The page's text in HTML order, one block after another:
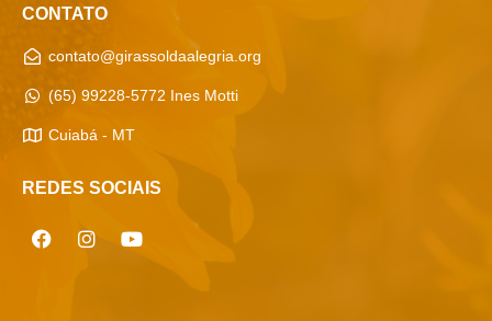
CONTATO
contato@girassoldaalegria.org
(65) 99228-5772 Ines Motti
Cuiabá - MT
REDES SOCIAIS